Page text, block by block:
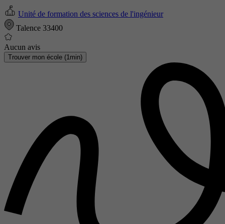
Unité de formation des sciences de l'ingénieur
Talence 33400
Aucun avis
Trouver mon école (1min)